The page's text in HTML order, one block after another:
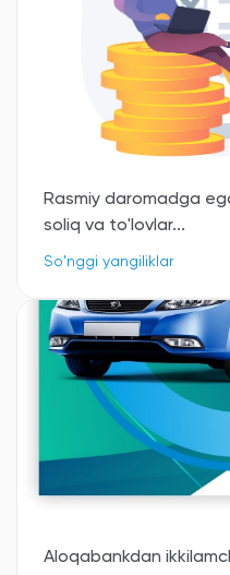
Rasmiy daromadga
soliq va to'lovlar...
So'nggi yangiliklar
Aloqabankdan